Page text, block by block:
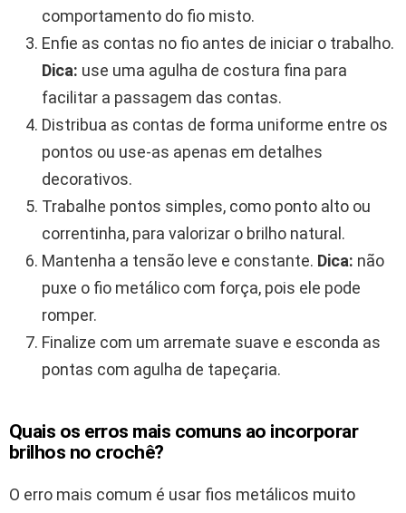
comportamento do fio misto.
Enfie as contas no fio antes de iniciar o trabalho.
Dica: use uma agulha de costura fina para
facilitar a passagem das contas.
Distribua as contas de forma uniforme entre os
pontos ou use-as apenas em detalhes
decorativos.
Trabalhe pontos simples, como ponto alto ou
correntinha, para valorizar o brilho natural.
Mantenha a tensão leve e constante. Dica: não
puxe o fio metálico com força, pois ele pode
romper.
Finalize com um arremate suave e esconda as
pontas com agulha de tapeçaria.
Quais os erros mais comuns ao incorporar
brilhos no crochê?
O erro mais comum é usar fios metálicos muito